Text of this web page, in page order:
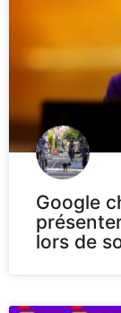
Google
lors de